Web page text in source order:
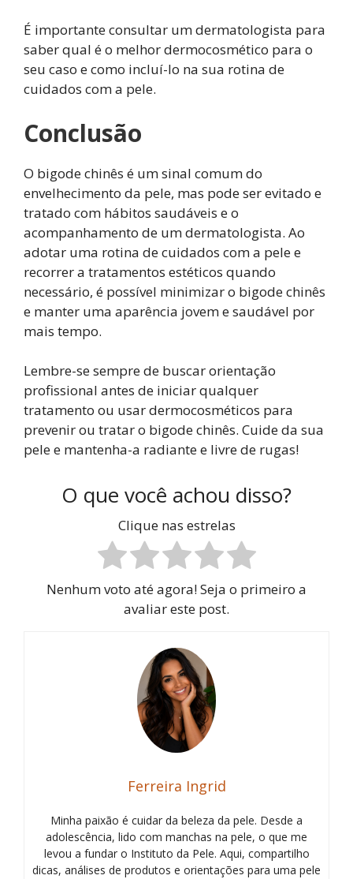
É importante consultar um dermatologista para
saber qual é o melhor dermocosmético para o
seu caso e como incluí-lo na sua rotina de
cuidados com a pele.
Conclusão
O bigode chinês é um sinal comum do
envelhecimento da pele, mas pode ser evitado e
tratado com hábitos saudáveis e o
acompanhamento de um dermatologista. Ao
adotar uma rotina de cuidados com a pele e
recorrer a tratamentos estéticos quando
necessário, é possível minimizar o bigode chinês
e manter uma aparência jovem e saudável por
mais tempo.
Lembre-se sempre de buscar orientação
profissional antes de iniciar qualquer
tratamento ou usar dermocosméticos para
prevenir ou tratar o bigode chinês. Cuide da sua
pele e mantenha-a radiante e livre de rugas!
O que você achou disso?
Clique nas estrelas
Nenhum voto até agora! Seja o primeiro a
avaliar este post.
Ferreira Ingrid
Minha paixão é cuidar da beleza da pele. Desde a
adolescência, lido com manchas na pele, o que me
levou a fundar o Instituto da Pele. Aqui, compartilho
dicas, análises de produtos e orientações para uma pele